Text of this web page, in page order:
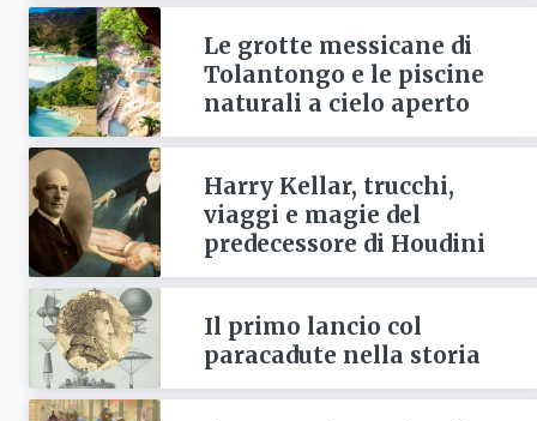
Le grotte messicane di
Tolantongo e le piscine
naturali a cielo aperto
Harry Kellar, trucchi,
viaggi e magie del
predecessore di Houdini
Il primo lancio col
paracadute nella storia